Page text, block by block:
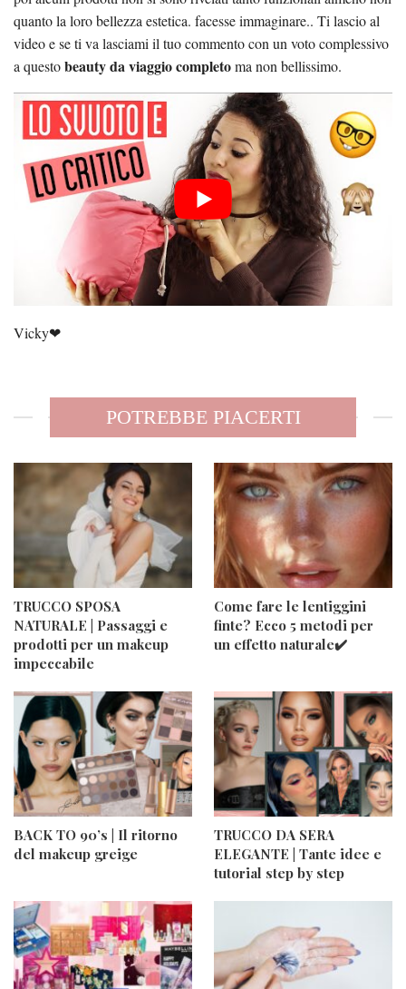
quanto la loro bellezza estetica. facesse immaginare.. Ti lascio al
video e se ti va lasciami il tuo commento con un voto complessivo
a questobeauty da viaggio completoma non bellissimo.
Vicky❤
POTREBBE PIACERTI
TRUCCO SPOSA
NATURALE | Passaggi e
prodotti per un makeup
impeccabile
Come fare le lentiggini
finte? Ecco 5 metodi per
un effetto naturale✔️
BACK TO 90’s | Il ritorno
del makeup greige
TRUCCO DA SERA
ELEGANTE | Tante idee e
tutorial step by step